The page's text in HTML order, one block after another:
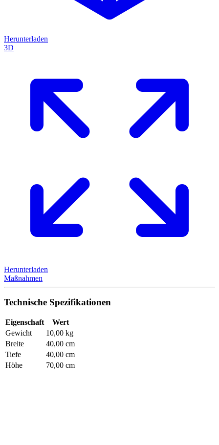
Herunterladen
3D
Herunterladen
Maßnahmen
Technische Spezifikationen
Eigenschaft
Wert
Gewicht
10,00 kg
Breite
40,00 cm
Tiefe
40,00 cm
Höhe
70,00 cm